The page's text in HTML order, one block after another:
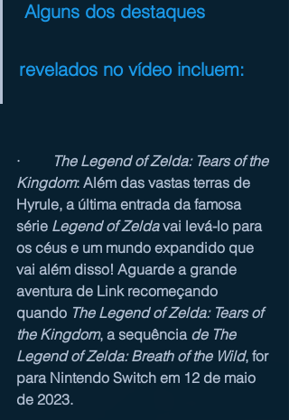
revelados no vídeo incluem:
·
The Legend of Zelda: Tears of the
Kingdom: Além das vastas terras de
Hyrule, a última entrada da famosa
série Legend of Zelda vai levá-lo para
os céus e um mundo expandido que
vai além disso! Aguarde a grande
aventura de Link recomeçando
quando The Legend of Zelda: Tears of
the Kingdom, a sequência de The
Legend of Zelda: Breath of the Wild, for
para Nintendo Switch em 12 de maio
de 2023.